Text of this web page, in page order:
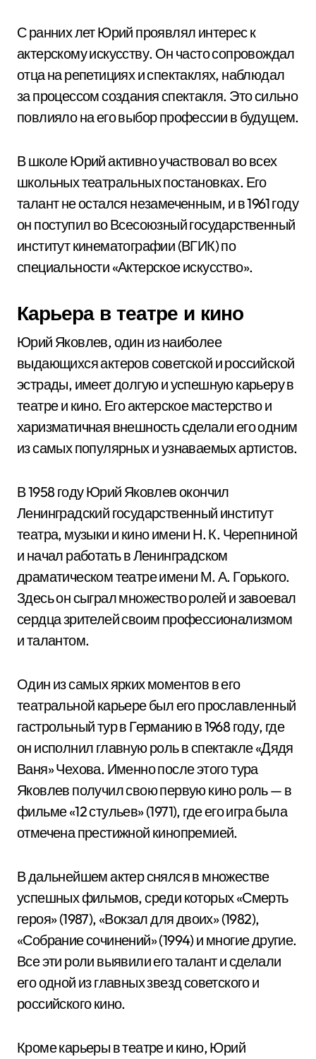
С ранних лет Юрий проявлял интерес к
актерскому искусству. Он часто сопровождал
отца на репетициях и спектаклях, наблюдал
за процессом создания спектакля. Это сильно
повлияло на его выбор профессии в будущем.
В школе Юрий активно участвовал во всех
школьных театральных постановках. Его
талант не остался незамеченным, и в 1961 году
он поступил во Всесоюзный государственный
институт кинематографии (ВГИК) по
специальности «Актерское искусство».
Карьера в театре и кино
Юрий Яковлев, один из наиболее
выдающихся актеров советской и российской
эстрады, имеет долгую и успешную карьеру в
театре и кино. Его актерское мастерство и
харизматичная внешность сделали его одним
из самых популярных и узнаваемых артистов.
В 1958 году Юрий Яковлев окончил
Ленинградский государственный институт
театра, музыки и кино имени Н. К. Черепниной
и начал работать в Ленинградском
драматическом театре имени М. А. Горького.
Здесь он сыграл множество ролей и завоевал
сердца зрителей своим профессионализмом
и талантом.
Один из самых ярких моментов в его
театральной карьере был его прославленный
гастрольный тур в Германию в 1968 году, где
он исполнил главную роль в спектакле «Дядя
Ваня» Чехова. Именно после этого тура
Яковлев получил свою первую кино роль — в
фильме «12 стульев» (1971), где его игра была
отмечена престижной кинопремией.
В дальнейшем актер снялся в множестве
успешных фильмов, среди которых «Смерть
героя» (1987), «Вокзал для двоих» (1982),
«Собрание сочинений» (1994) и многие другие.
Все эти роли выявили его талант и сделали
его одной из главных звезд советского и
российского кино.
Кроме карьеры в театре и кино, Юрий